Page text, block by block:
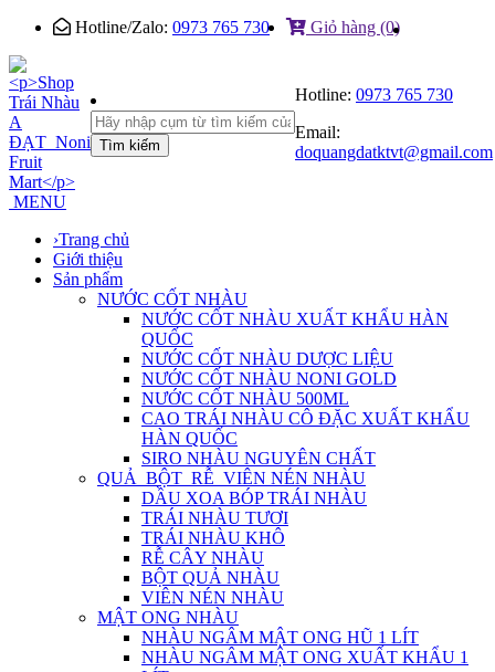
Hotline/Zalo: 0973 765 730 Giỏ hàng (0)
Tìm kiếm
Hotline: 0973 765 730
Email:
doquangdatktvt@gmail.com
MENU
›Trang chủ
Giới thiệu
Sản phẩm
NƯỚC CỐT NHÀU
NƯỚC CỐT NHÀU XUẤT KHẨU HÀN
QUỐC
NƯỚC CỐT NHÀU DƯỢC LIỆU
NƯỚC CỐT NHÀU NONI GOLD
NƯỚC CỐT NHÀU 500ML
CAO TRÁI NHÀU CÔ ĐẶC XUẤT KHẨU
HÀN QUỐC
SIRO NHÀU NGUYÊN CHẤT
QUẢ_BỘT_RỄ_VIÊN NÉN NHÀU
DẦU XOA BÓP TRÁI NHÀU
TRÁI NHÀU TƯƠI
TRÁI NHÀU KHÔ
RỄ CÂY NHÀU
BỘT QUẢ NHÀU
VIÊN NÉN NHÀU
MẬT ONG NHÀU
NHÀU NGÂM MẬT ONG HŨ 1 LÍT
NHÀU NGÂM MẬT ONG XUẤT KHẨU 1